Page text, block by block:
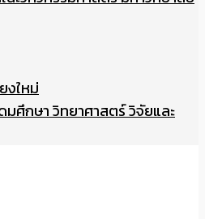
งใหม่
มศึกษา วิทยาศาสตร์ วิจัยและ